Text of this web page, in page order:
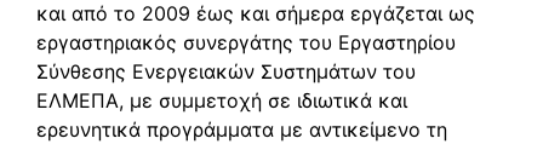
και από το 2009 έως και σήμερα εργάζεται ως
εργαστηριακός συνεργάτης του Εργαστηρίου
Σύνθεσης Ενεργειακών Συστημάτων του
ΕΛΜΕΠΑ, με συμμετοχή σε ιδιωτικά και
ερευνητικά προγράμματα με αντικείμενο τη